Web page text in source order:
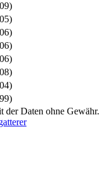
Daten ohne Gewähr.